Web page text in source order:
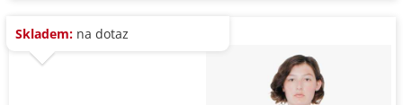
Skladem: na dotaz